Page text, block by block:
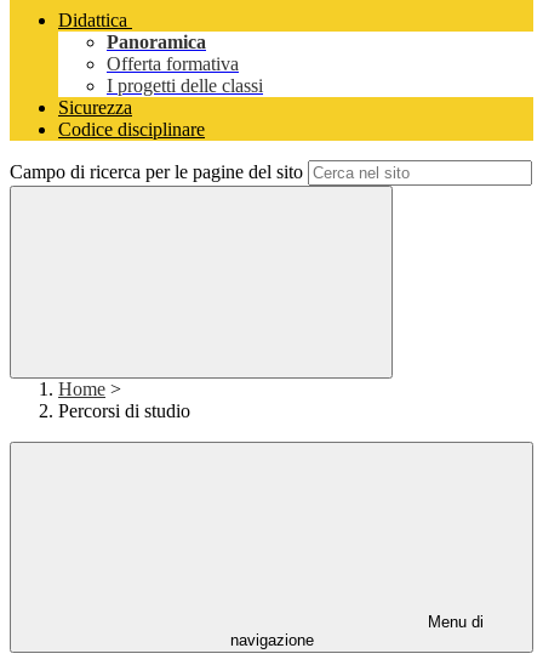
Didattica
Panoramica
Offerta formativa
I progetti delle classi
Sicurezza
Codice disciplinare
Campo di ricerca per le pagine del sito
Home >
Percorsi di studio
Menu di
navigazione